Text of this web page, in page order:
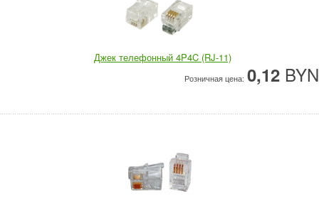
Джек телефонный 4P4C (RJ-11)
Розничная цена: 0,12 BYN